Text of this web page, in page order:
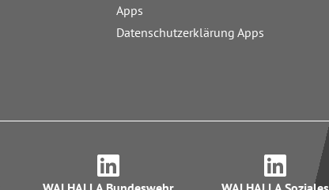
Apps
Datenschutzerklärung Apps